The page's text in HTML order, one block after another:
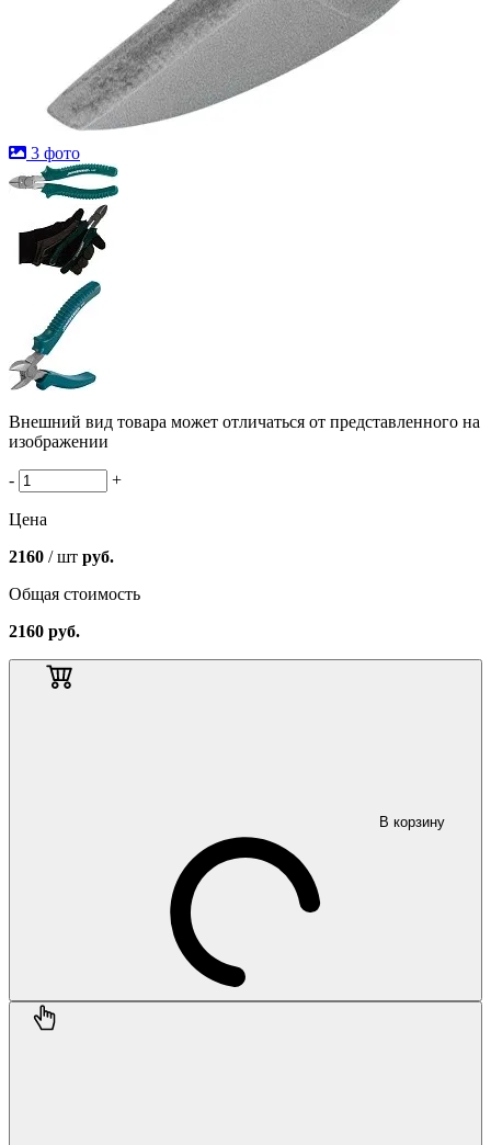
3 фото
Внешний вид товара может отличаться от представленного на
изображении
- +
Цена
2160 / шт руб.
Общая стоимость
2160 руб.
В корзину